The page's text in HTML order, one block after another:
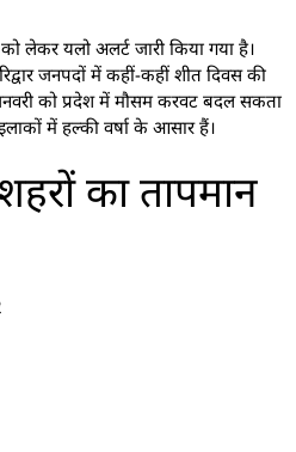
को लेकर यलो अलर्ट जारी किया गया है।
जनपदों में कहीं-कहीं शीत दिवस की
को प्रदेश में मौसम करवट बदल सकता
में हल्की वर्षा के आसार हैं।
का तापमान